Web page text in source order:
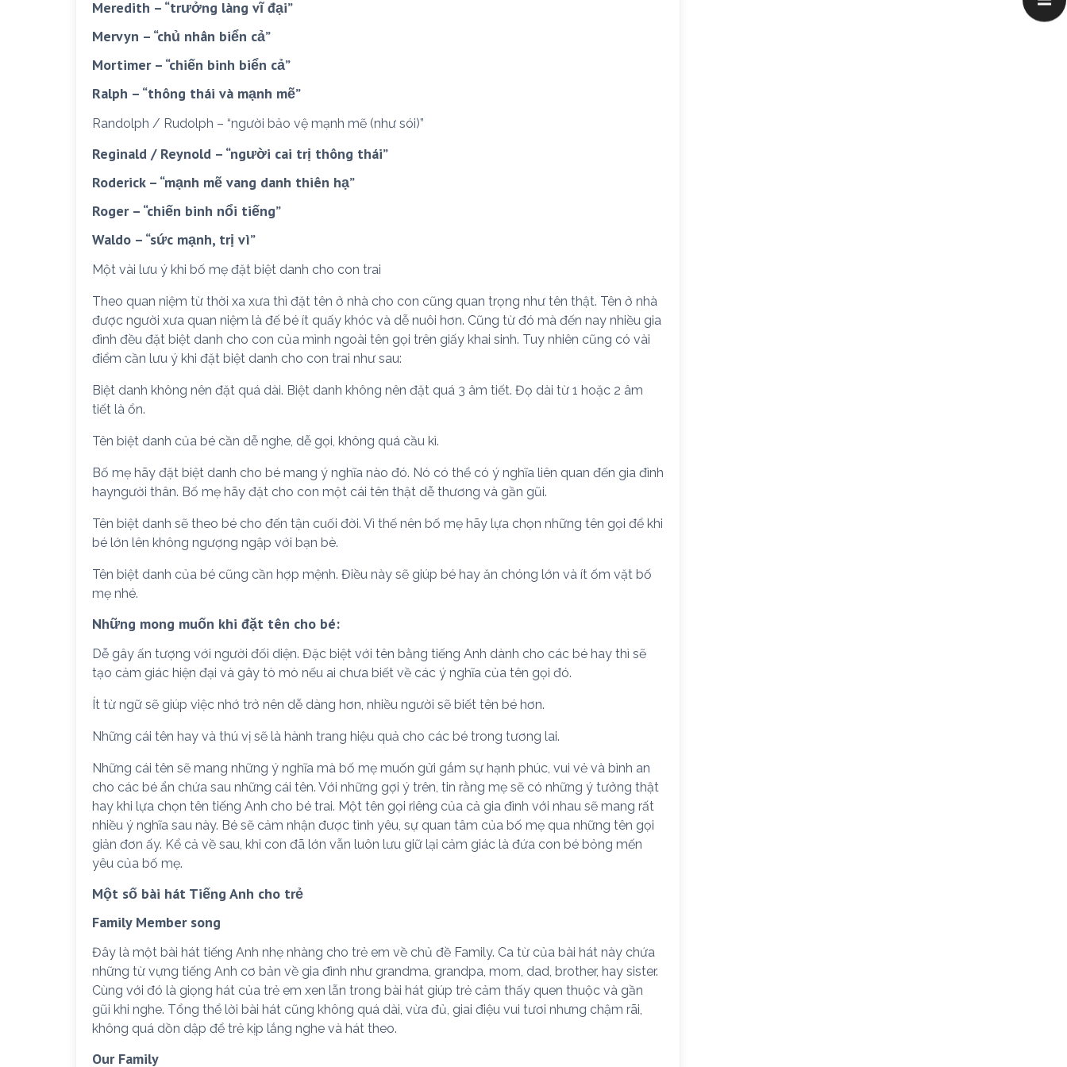
Meredith – “trưởng làng vĩ đại”
Mervyn – “chủ nhân biển cả”
Mortimer – “chiến binh biển cả”
Ralph – “thông thái và mạnh mẽ”
Randolph / Rudolph – “người bảo vệ mạnh mẽ (như sói)”
Reginald / Reynold – “người cai trị thông thái”
Roderick – “mạnh mẽ vang danh thiên hạ”
Roger – “chiến binh nổi tiếng”
Waldo – “sức mạnh, trị vì”
Một vài lưu ý khi bố mẹ đặt biệt danh cho con trai
Theo quan niệm từ thời xa xưa thì đặt tên ở nhà cho con cũng quan trọng như tên thật. Tên ở nhà
được người xưa quan niệm là đế bé ít quấy khóc và dễ nuôi hơn. Cũng từ đó mà đến nay nhiều gia
đình đều đặt biệt danh cho con của mình ngoài tên gọi trên giấy khai sinh. Tuy nhiên cũng có vài
điểm cần lưu ý khi đặt biệt danh cho con trai như sau:
Biệt danh không nên đặt quá dài. Biệt danh không nên đặt quá 3 âm tiết. Đọ dài từ 1 hoặc 2 âm
tiết là ổn.
Tên biệt danh của bé cần dễ nghe, dễ gọi, không quá cầu kì.
Bố mẹ hãy đặt biệt danh cho bé mang ý nghĩa nào đó. Nó có thể có ý nghĩa liên quan đến gia đình
hayngười thân. Bố mẹ hãy đặt cho con một cái tên thật dễ thương và gần gũi.
Tên biệt danh sẽ theo bé cho đến tận cuối đời. Vì thế nên bố mẹ hãy lựa chọn những tên gọi để khi
bé lớn lên không ngượng ngập với bạn bè.
Tên biệt danh của bé cũng cần hợp mệnh. Điều này sẽ giúp bé hay ăn chóng lớn và ít ốm vặt bố
mẹ nhé.
Những mong muốn khi đặt tên cho bé:
Dễ gây ấn tượng với người đối diện. Đặc biệt với tên bằng tiếng Anh dành cho các bé hay thì sẽ
tạo cảm giác hiện đại và gây tò mò nếu ai chưa biết về các ý nghĩa của tên gọi đó.
Ít từ ngữ sẽ giúp việc nhớ trở nên dễ dàng hơn, nhiều người sẽ biết tên bé hơn.
Những cái tên hay và thú vị sẽ là hành trang hiệu quả cho các bé trong tương lai.
Những cái tên sẽ mang những ý nghĩa mà bố mẹ muốn gửi gắm sự hạnh phúc, vui vẻ và bình an
cho các bé ẩn chứa sau những cái tên. Với những gợi ý trên, tin rằng mẹ sẽ có những ý tưởng thật
hay khi lựa chọn tên tiếng Anh cho bé trai. Một tên gọi riêng của cả gia đình với nhau sẽ mang rất
nhiều ý nghĩa sau này. Bé sẽ cảm nhận được tình yêu, sự quan tâm của bố mẹ qua những tên gọi
giản đơn ấy. Kể cả về sau, khi con đã lớn vẫn luôn lưu giữ lại cảm giác là đứa con bé bỏng mến
yêu của bố mẹ.
Một số bài hát Tiếng Anh cho trẻ
Family Member song
Đây là một bài hát tiếng Anh nhẹ nhàng cho trẻ em về chủ đề Family. Ca từ của bài hát này chứa
những từ vựng tiếng Anh cơ bản về gia đình như grandma, grandpa, mom, dad, brother, hay sister.
Cùng với đó là giọng hát của trẻ em xen lẫn trong bài hát giúp trẻ cảm thấy quen thuộc và gần
gũi khi nghe. Tổng thể lời bài hát cũng không quá dài, vừa đủ, giai điệu vui tươi nhưng chậm rãi,
không quá dồn dập để trẻ kịp lắng nghe và hát theo.
Our Family